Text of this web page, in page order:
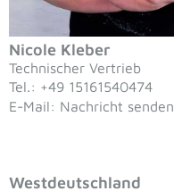
Nicole Kleber
Technischer Vertrieb
Tel.: +49 15161540474
E-Mail: Nachricht senden
Westdeutschland